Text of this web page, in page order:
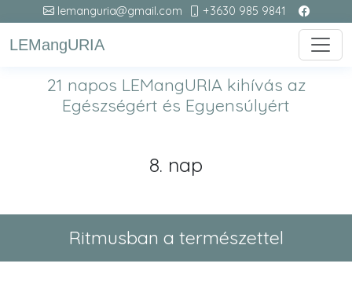
lemanguria@gmail.com +3630 985 9841
LEMangURIA
21 napos LEMangURIA kihívás az
Egészségért és Egyensúlyért
8. nap
Ritmusban a természettel